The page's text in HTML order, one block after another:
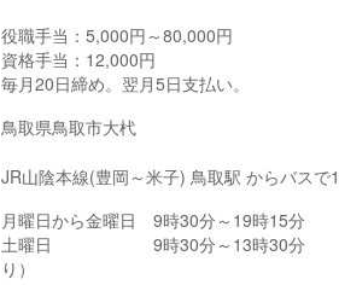
役職手当：5,000円～80,000円
資格手当：12,000円
毎月20日締め。翌月5日支払い。
鳥取県鳥取市大杙
JR山陰本線(豊岡～米子) 鳥取駅 からバスで
月曜日から金曜日 9時30分～19時15分
土曜日 9時30分～13時30分 （9時
り）